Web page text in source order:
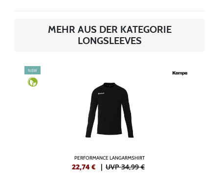
MEHR AUS DER KATEGORIE
LONGSLEEVES
NEW
PERFORMANCE LANGARMSHIRT
22,74 € | UVP 34,99 €